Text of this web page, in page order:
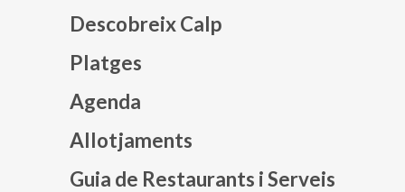
Descobreix Calp
Platges
Agenda
Allotjaments
Guia de Restaurants i Serveis